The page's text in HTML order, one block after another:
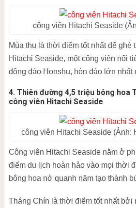
công viên Hitachi Seaside
Mùa thu là thời điểm tốt nhất để ghé
Hitachi Seaside, một công viên nổi
đông đảo Honshu, hòn đảo lớn nhất
4. Thiên đường 4,5 triệu bông hoa
công viên Hitachi Seaside
công viên Hitachi Seaside (Ảnh:
Công viên Hitachi Seaside nằm ở
điểm du lịch hoàn hảo vào mọi thời
bông hoa nở quanh năm tạo thành
Tháng Chín là thời điểm tốt nhất bởi